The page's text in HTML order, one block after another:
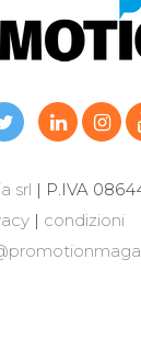
srl | P.IVA
| condizioni